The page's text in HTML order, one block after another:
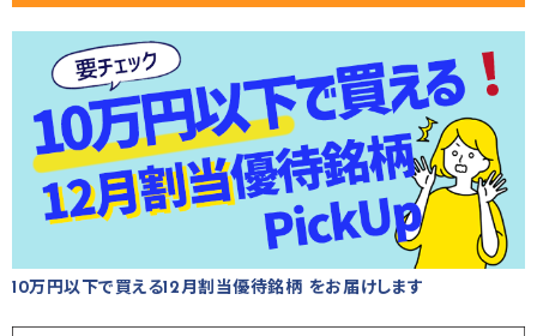
10万円以下で買える12月割当優待銘柄 をお届けします